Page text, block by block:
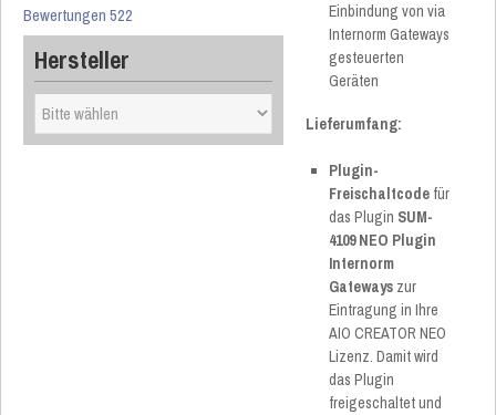
Bewertungen 522
Hersteller
Einbindung von via
Internorm Gateways
gesteuerten
Geräten
Lieferumfang:
Plugin-
Freischaltcode für
das Plugin SUM-
4109 NEO Plugin
Internorm
Gateways zur
Eintragung in Ihre
AIO CREATOR NEO
Lizenz. Damit wird
das Plugin
freigeschaltet und